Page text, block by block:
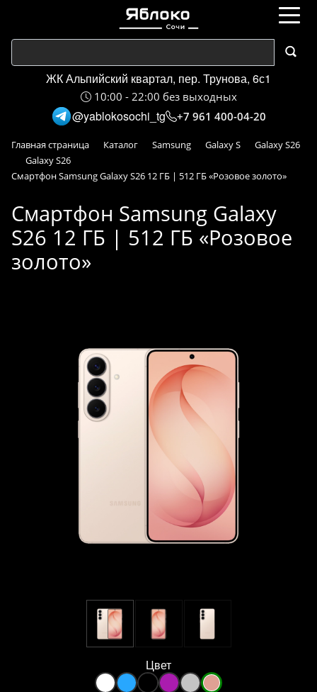
ЖК Альпийский квартал, пер. Трунова, 6с1
10:00 - 22:00 без выходных
@yablokosochi_tg +7 961 400-04-20
Главная страница Каталог Samsung Galaxy S
Galaxy S26
Galaxy S26
Смартфон Samsung Galaxy S26 12 ГБ | 512 ГБ «Розовое золото»
Смартфон Samsung Galaxy
S26 12 ГБ | 512 ГБ «Розовое
золото»
Цвет